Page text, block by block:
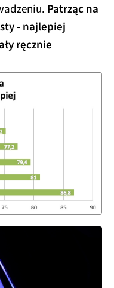
Patrząc na
- najlepiej
ręcznie